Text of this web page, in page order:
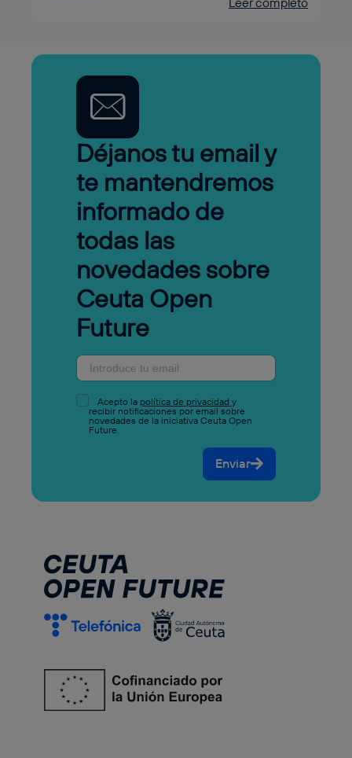
Déjanos tu email y
te mantendremos
informado de
todas las
novedades sobre
Ceuta Open
Future
Acepto la política de privacidad y
recibir notificaciones por email sobre
novedades de la iniciativa Ceuta Open
Future.
Enviar